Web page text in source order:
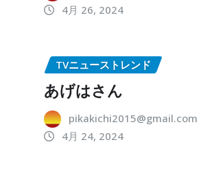
4月 26, 2024
TVニューストレンド
あげはさん
pikakichi2015@gmail.com
4月 24, 2024